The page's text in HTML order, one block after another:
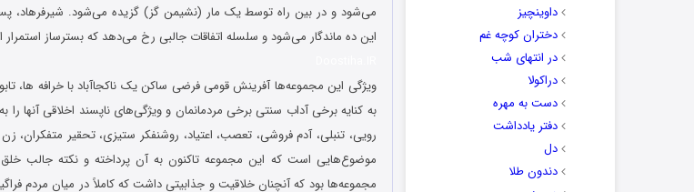
داوینچیز
دختران کوچه غم
در انتهای شب
دراکولا
دست به مهره
دفتر یادداشت
دل
دندون طلا
می‌شود و در بین راه توسط یک مار (نشیمن گز) گزیده می‌شود. شیرفرهاد، پسر
این ده ماندگار می‌شود و سلسله اتفاقات جالبی رخ می‌دهد که بسترساز
ویژگی این مجموعه‌ها آفرینش قومی فرضی ساکن یک ناکجاآباد با خرافه
به کنایه برخی آداب سنتی برخی مردمانمان و ویژگی‌های ناپسند اخلاقی آنها
رویی، تنبلی، آدم فروشی، تعصب، اعتیاد، روشنفکر ستیزی، تحقیر متفکران،
موضوع‌هایی است که این مجموعه تاکنون به آن پرداخته و نکته جالب
مجموعه‌ها بود که آنچنان خلاقیت و جذابیتی داشت که کاملاً در میان مردم